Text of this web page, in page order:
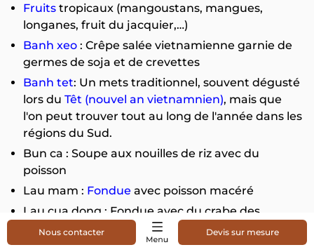
Fruits tropicaux (mangoustans, mangues,
longanes, fruit du jacquier,…)
Banh xeo : Crêpe salée vietnamienne garnie de
germes de soja et de crevettes
Banh tet: Un mets traditionnel, souvent dégusté
lors du Têt (nouvel an vietnamnien), mais que
l'on peut trouver tout au long de l'année dans les
régions du Sud.
Bun ca : Soupe aux nouilles de riz avec du
poisson
Lau mam : Fondue avec poisson macéré
Lau cua dong : Fondue avec du crabe des
rizières
Hu tieu: Soupe claire aux nouilles de riz
Nous contacter Devis sur mesure